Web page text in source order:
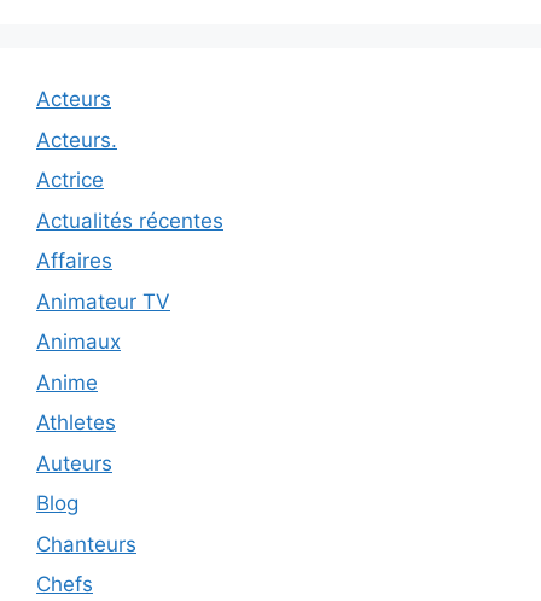
Acteurs
Acteurs.
Actrice
Actualités récentes
Affaires
Animateur TV
Animaux
Anime
Athletes
Auteurs
Blog
Chanteurs
Chefs